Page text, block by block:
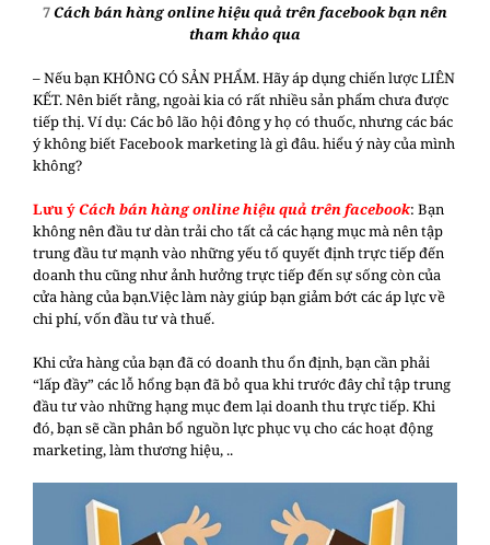
7Cách bán hàng online hiệu quả trên facebook bạn nên
tham khảo qua
– Nếu bạn KHÔNG CÓ SẢN PHẨM. Hãy áp dụng chiến lược LIÊN
KẾT. Nên biết rằng, ngoài kia có rất nhiều sản phẩm chưa được
tiếp thị. Ví dụ: Các bô lão hội đông y họ có thuốc, nhưng các bác
ý không biết Facebook marketing là gì đâu. hiểu ý này của mình
không?
Lưu ýCách bán hàng online hiệu quả trên facebook: Bạn
không nên đầu tư dàn trải cho tất cả các hạng mục mà nên tập
trung đầu tư mạnh vào những yếu tố quyết định trực tiếp đến
doanh thu cũng như ảnh hưởng trực tiếp đến sự sống còn của
cửa hàng của bạn.Việc làm này giúp bạn giảm bớt các áp lực về
chi phí, vốn đầu tư và thuế.
Khi cửa hàng của bạn đã có doanh thu ổn định, bạn cần phải
“lấp đầy” các lỗ hổng bạn đã bỏ qua khi trước đây chỉ tập trung
đầu tư vào những hạng mục đem lại doanh thu trực tiếp. Khi
đó, bạn sẽ cần phân bổ nguồn lực phục vụ cho các hoạt động
marketing, làm thương hiệu, ..